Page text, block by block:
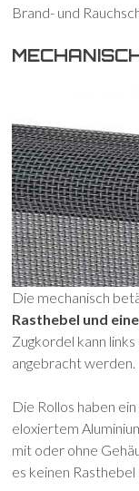
Brand- und
Die mechanisch
Rasthebel und
Zugkordel kann
angebracht werden.
Die Rollos haben
eloxiertem
mit oder ohne
es keinen